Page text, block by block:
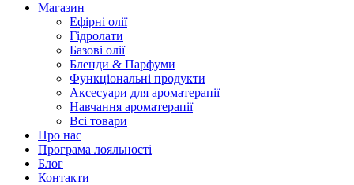
Магазин
Ефірні олії
Гідролати
Базові олії
Бленди & Парфуми
Функціональні продукти
Аксесуари для ароматерапії
Навчання ароматерапії
Всі товари
Про нас
Програма лояльності
Блог
Контакти